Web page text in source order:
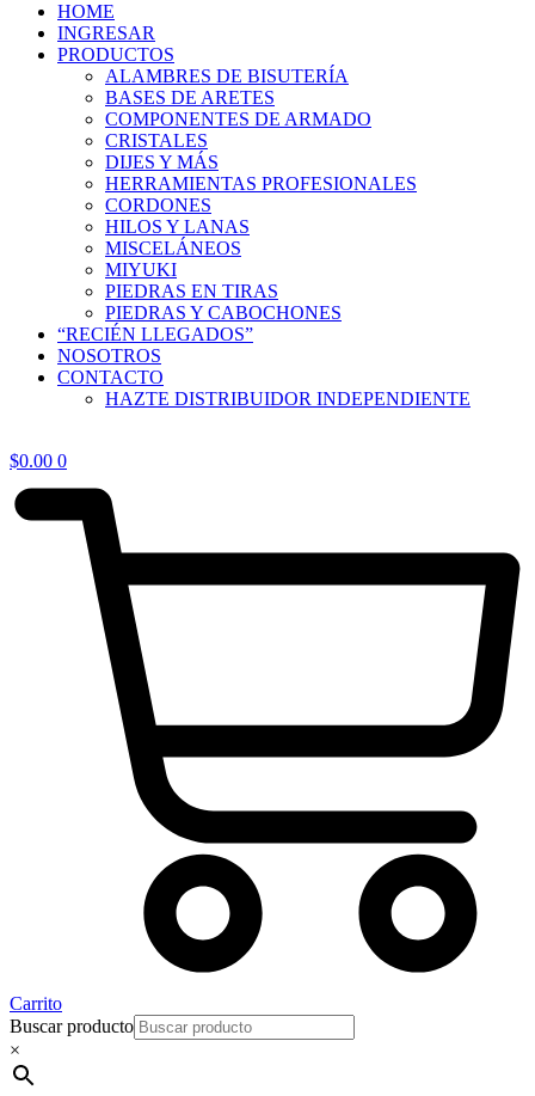
HOME
INGRESAR
PRODUCTOS
ALAMBRES DE BISUTERÍA
BASES DE ARETES
COMPONENTES DE ARMADO
CRISTALES
DIJES Y MÁS
HERRAMIENTAS PROFESIONALES
CORDONES
HILOS Y LANAS
MISCELÁNEOS
MIYUKI
PIEDRAS EN TIRAS
PIEDRAS Y CABOCHONES
“RECIÉN LLEGADOS”
NOSOTROS
CONTACTO
HAZTE DISTRIBUIDOR INDEPENDIENTE
$0.00 0
Carrito
Buscar producto
×